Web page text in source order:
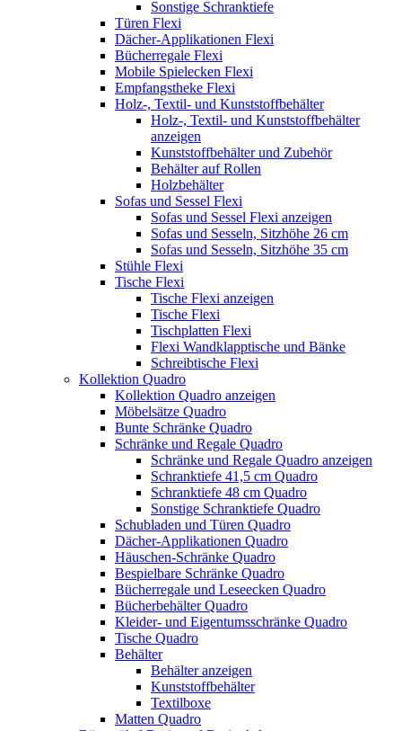
Sonstige Schranktiefe
Türen Flexi
Dächer-Applikationen Flexi
Bücherregale Flexi
Mobile Spielecken Flexi
Empfangstheke Flexi
Holz-, Textil- und Kunststoffbehälter
Holz-, Textil- und Kunststoffbehälter
anzeigen
Kunststoffbehälter und Zubehör
Behälter auf Rollen
Holzbehälter
Sofas und Sessel Flexi
Sofas und Sessel Flexi anzeigen
Sofas und Sesseln, Sitzhöhe 26 cm
Sofas und Sesseln, Sitzhöhe 35 cm
Stühle Flexi
Tische Flexi
Tische Flexi anzeigen
Tische Flexi
Tischplatten Flexi
Flexi Wandklapptische und Bänke
Schreibtische Flexi
Kollektion Quadro
Kollektion Quadro anzeigen
Möbelsätze Quadro
Bunte Schränke Quadro
Schränke und Regale Quadro
Schränke und Regale Quadro anzeigen
Schranktiefe 41,5 cm Quadro
Schranktiefe 48 cm Quadro
Sonstige Schranktiefe Quadro
Schubladen und Türen Quadro
Dächer-Applikationen Quadro
Häuschen-Schränke Quadro
Bespielbare Schränke Quadro
Bücherregale und Leseecken Quadro
Bücherbehälter Quadro
Kleider- und Eigentumsschränke Quadro
Tische Quadro
Behälter
Behälter anzeigen
Kunststoffbehälter
Textilboxe
Matten Quadro